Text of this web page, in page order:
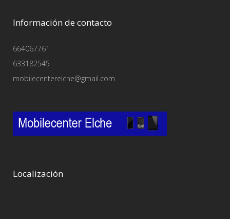
Información de contacto
664067761
633182545
mobilecenterelche@gmail.com
Localización